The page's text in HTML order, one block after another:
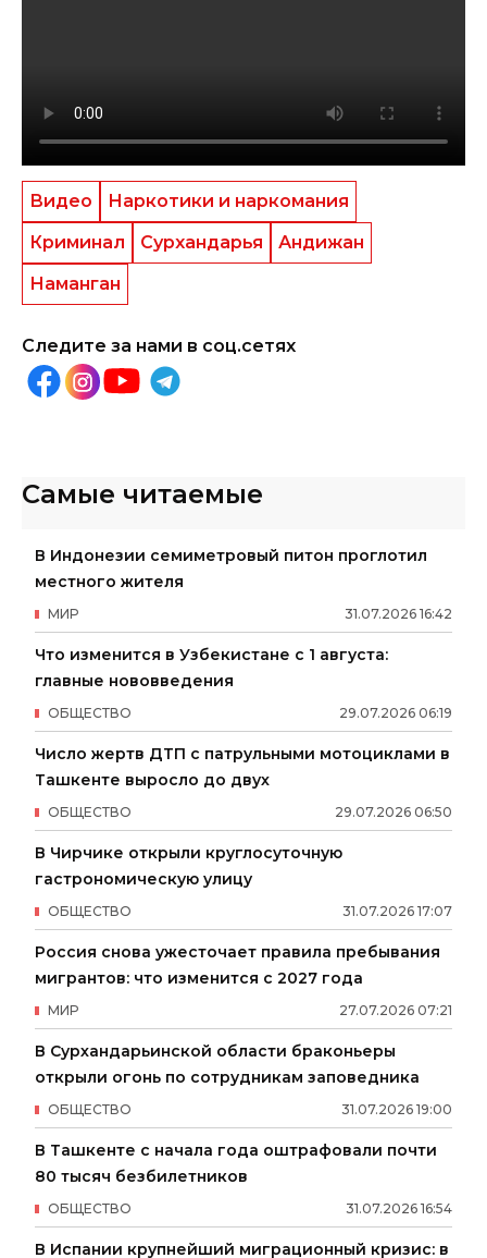
Видео
Наркотики и наркомания
Криминал
Сурхандарья
Андижан
Наманган
Следите за нами в соц.сетях
Самые читаемые
В Индонезии семиметровый питон проглотил
местного жителя
31.07.2026 16:42
МИР
Что изменится в Узбекистане с 1 августа:
главные нововведения
29.07.2026 06:19
ОБЩЕСТВО
Число жертв ДТП с патрульными мотоциклами в
Ташкенте выросло до двух
29.07.2026 06:50
ОБЩЕСТВО
В Чирчике открыли круглосуточную
гастрономическую улицу
31.07.2026 17:07
ОБЩЕСТВО
Россия снова ужесточает правила пребывания
мигрантов: что изменится с 2027 года
27.07.2026 07:21
МИР
В Сурхандарьинской области браконьеры
открыли огонь по сотрудникам заповедника
31.07.2026 19:00
ОБЩЕСТВО
В Ташкенте с начала года оштрафовали почти
80 тысяч безбилетников
31.07.2026 16:54
ОБЩЕСТВО
В Испании крупнейший миграционный кризис: в